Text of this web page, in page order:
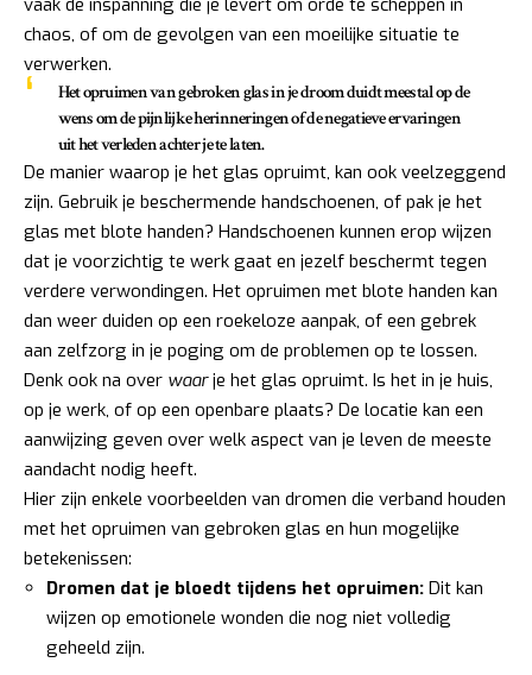
chaos, of om de gevolgen van een moeilijke situatie te
verwerken.
Het opruimen van gebroken glas in je droom duidt meestal op de
wens om de pijnlijke herinneringen of de negatieve ervaringen
uit het verleden achter je te laten.
De manier waarop je het glas opruimt, kan ook veelzeggend
zijn. Gebruik je beschermende handschoenen, of pak je het
glas met blote handen? Handschoenen kunnen erop wijzen
dat je voorzichtig te werk gaat en jezelf beschermt tegen
verdere verwondingen. Het opruimen met blote handen kan
dan weer duiden op een roekeloze aanpak, of een gebrek
aan zelfzorg in je poging om de problemen op te lossen.
Denk ook na over waarje het glas opruimt. Is het in je huis,
op je werk, of op een openbare plaats? De locatie kan een
aanwijzing geven over welk aspect van je leven de meeste
aandacht nodig heeft.
Hier zijn enkele voorbeelden van dromen die verband houden
met het opruimen van gebroken glas en hun mogelijke
betekenissen:
Dromen dat je bloedt tijdens het opruimen: Dit kan
wijzen op emotionele wonden die nog niet volledig
geheeld zijn.